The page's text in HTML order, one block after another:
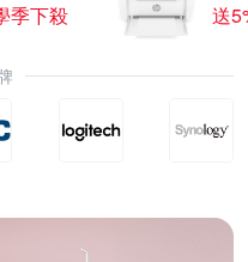
季下殺
送